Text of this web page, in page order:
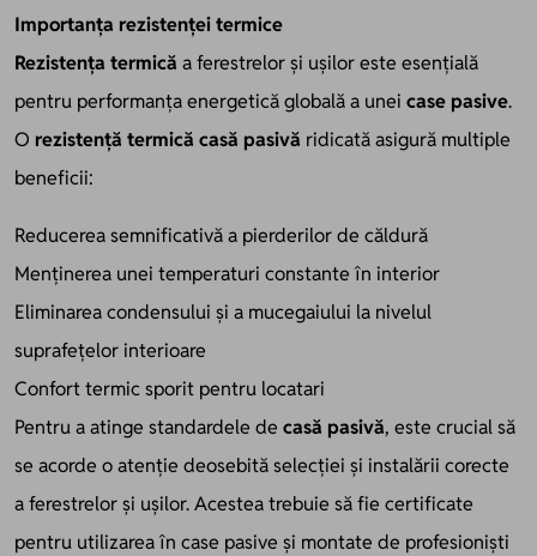
Importanța rezistenței termice
Rezistența termică a ferestrelor și ușilor este esențială
pentru performanța energetică globală a unei case pasive.
O rezistență termică casă pasivă ridicată asigură multiple
beneficii:
Reducerea semnificativă a pierderilor de căldură
Menținerea unei temperaturi constante în interior
Eliminarea condensului și a mucegaiului la nivelul
suprafețelor interioare
Confort termic sporit pentru locatari
Pentru a atinge standardele de casă pasivă, este crucial să
se acorde o atenție deosebită selecției și instalării corecte
a ferestrelor și ușilor. Acestea trebuie să fie certificate
pentru utilizarea în case pasive și montate de profesioniști